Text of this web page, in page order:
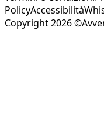
PolicyAccessibilità
Copyright 2026